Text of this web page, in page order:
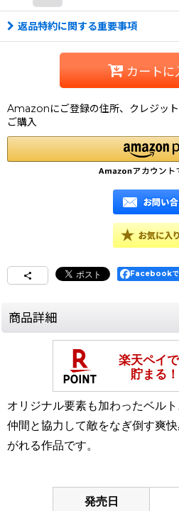
返品特約に関する重要事項
カートに
Amazonにご登録の住所、クレジッ
ご購入
Facebookで
商品詳細
オリジナル要素も加わったベル
仲間と協力して敵をなぎ倒す爽
がれる作品です。
発売日